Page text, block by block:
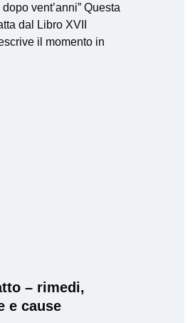
vent’anni” Questa
dal Libro XVII
il momento in
– rimedi,
e cause